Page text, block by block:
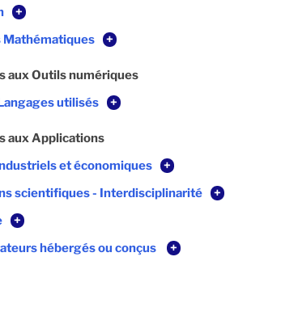
+
+
aux Outils numériques
utilisés
+
aux Applications
et économiques
+
scientifiques - Interdisciplinarité
+
+
hébergés ou conçus
+